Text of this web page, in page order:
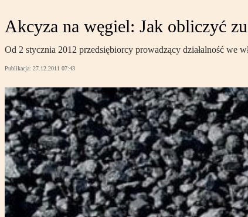
Akcyza na węgiel: Jak obliczyć
Od 2 stycznia 2012 przedsiębiorcy prowadzący działalność we
Publikacja: 27.12.2011 07:43